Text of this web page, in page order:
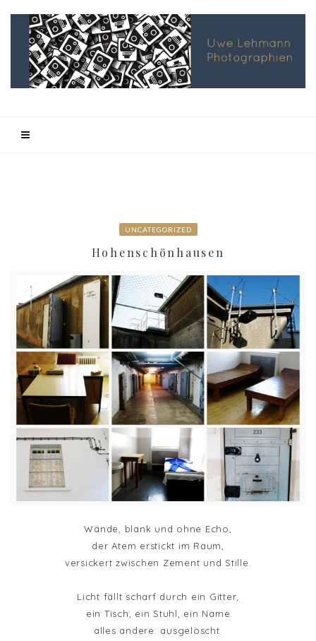
UNCATEGORIZED
Hohenschönhausen
Wände, blank und ohne Echo,
der Atem erstickt im Raum,
versickert zwischen Zement und Stille.
Licht fällt scharf durch ein Gitter,
ein Tisch, ein Stuhl, ein Name
alles andere: ausgelöscht.